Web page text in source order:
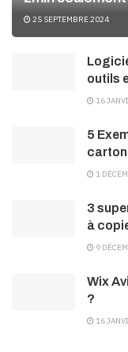
25 SEPTEMBRE 2024
outils
16
5
1
3
à
9
Wix
?
16